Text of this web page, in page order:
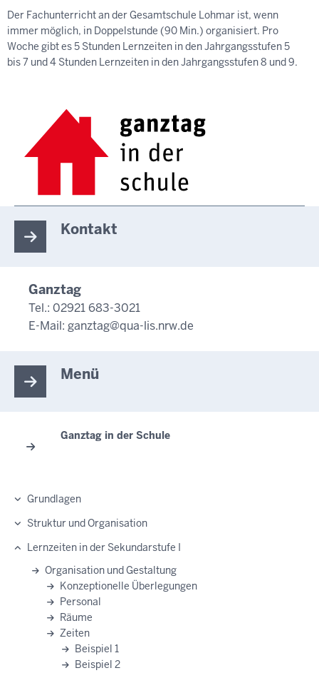
Der Fachunterricht an der Gesamtschule Lohmar ist, wenn
immer möglich, in Doppelstunde (90 Min.) organisiert. Pro
Woche gibt es 5 Stunden Lernzeiten in den Jahrgangsstufen 5
bis 7 und 4 Stunden Lernzeiten in den Jahrgangsstufen 8 und 9.
Kontakt
Ganztag
Tel.: 02921 683-3021
E-Mail: ganztag@qua-lis.nrw.de
Menü
Ganztag in der Schule
Grundlagen
Struktur und Organisation
Lernzeiten in der Sekundarstufe I
Organisation und Gestaltung
Konzeptionelle Überlegungen
Personal
Räume
Zeiten
Beispiel 1
Beispiel 2